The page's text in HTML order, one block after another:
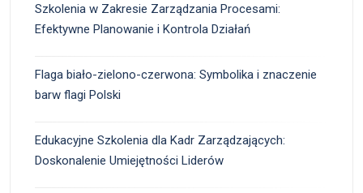
Szkolenia w Zakresie Zarządzania Procesami:
Efektywne Planowanie i Kontrola Działań
Flaga biało-zielono-czerwona: Symbolika i znaczenie
barw flagi Polski
Edukacyjne Szkolenia dla Kadr Zarządzających:
Doskonalenie Umiejętności Liderów